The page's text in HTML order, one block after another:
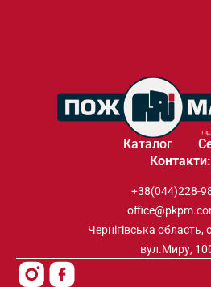
Каталог
Контакти:
+38(044)228-
Чернігівська
вул.Миру,